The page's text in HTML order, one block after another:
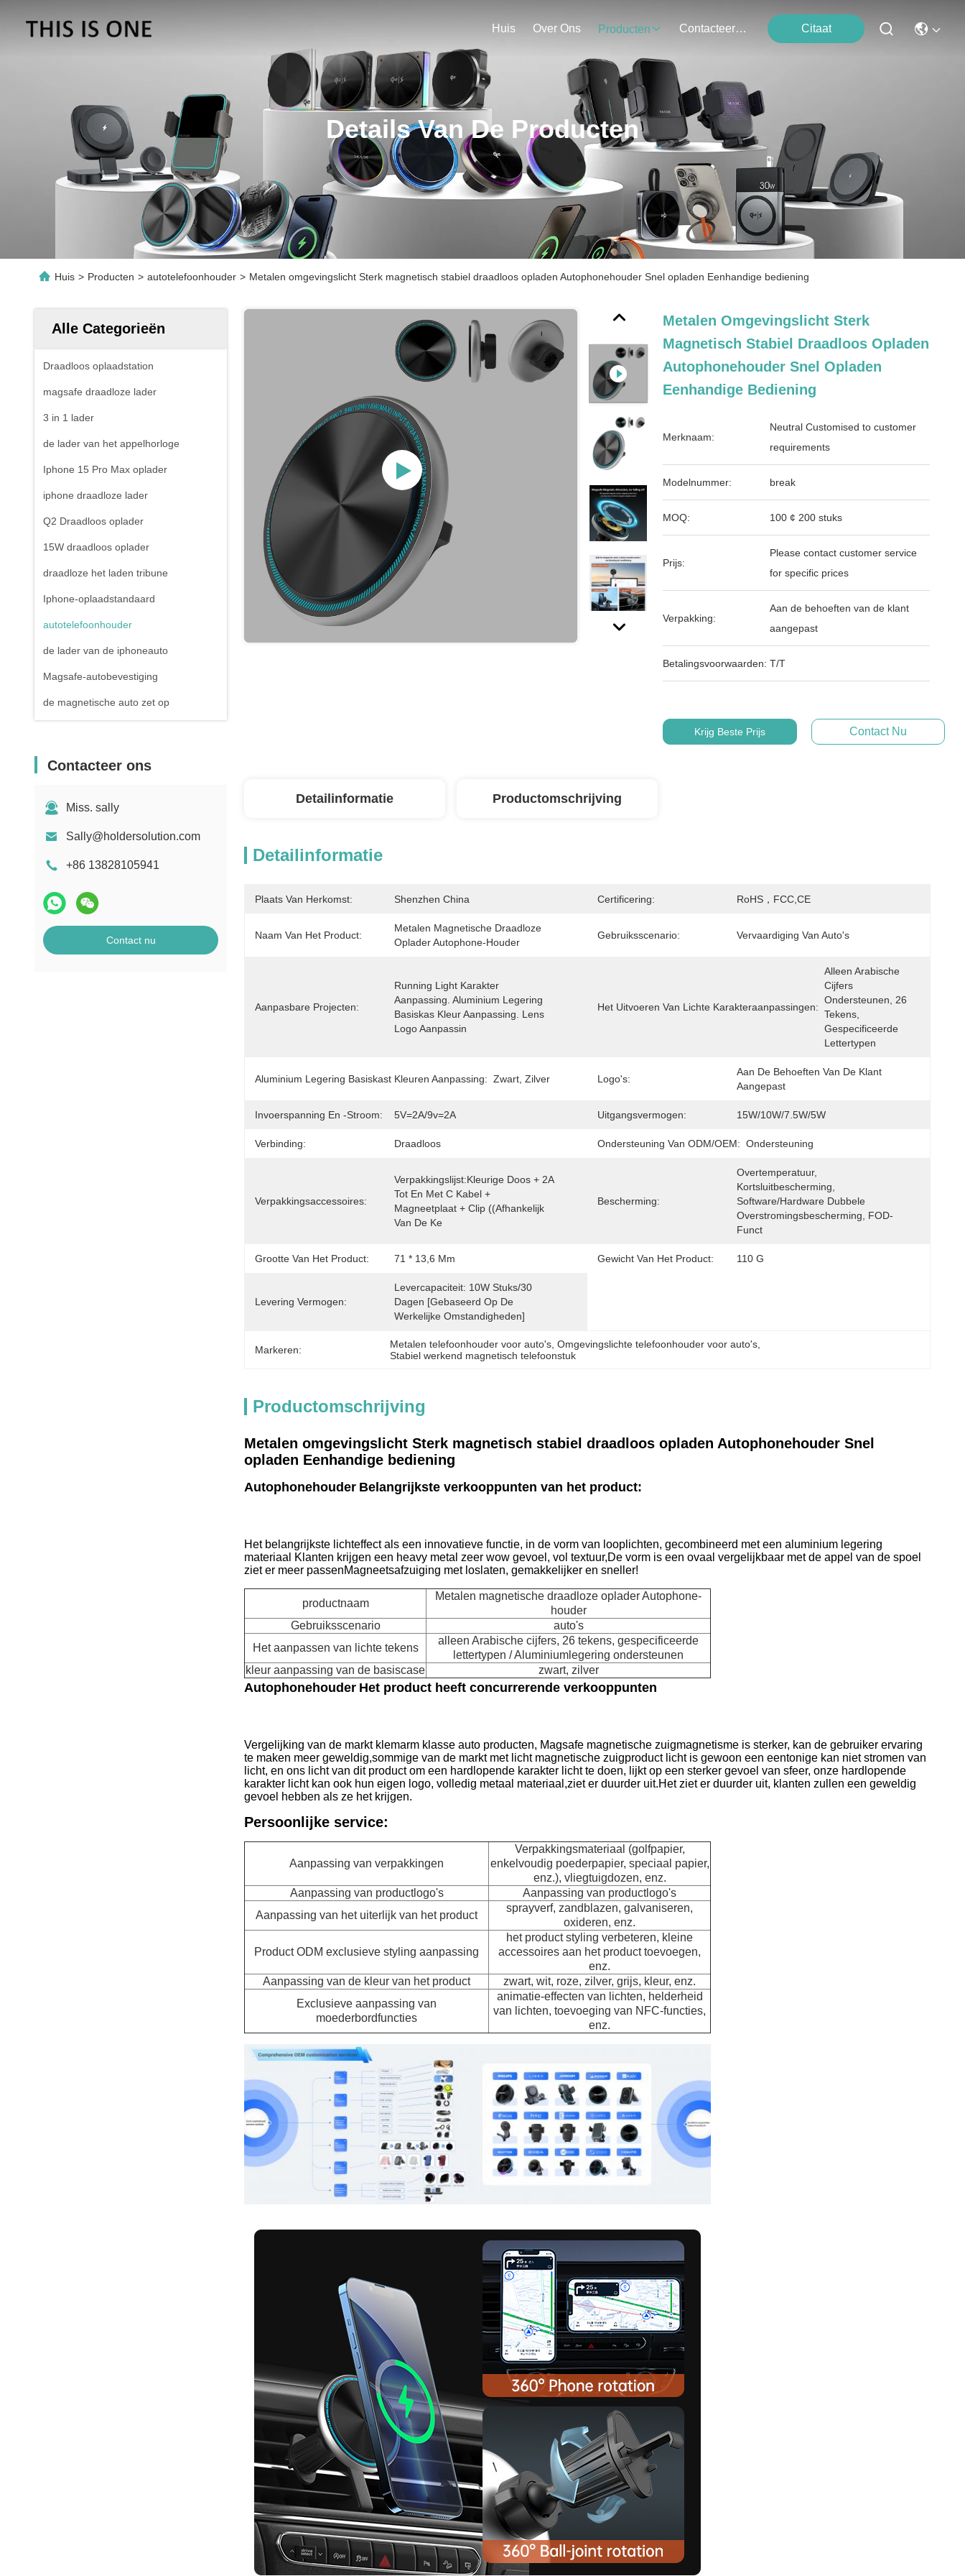
Huis Over Ons Producten Contacteer Ons Citaat
Details Van De Producten
Huis > Producten > autotelefoonhouder > Metalen omgevingslicht Sterk magnetisch stabiel draadloos opladen Autophonehouder Snel opladen Eenhandige bediening
Alle Categorieën
Draadloos oplaadstation
magsafe draadloze lader
3 in 1 lader
de lader van het appelhorloge
Iphone 15 Pro Max oplader
iphone draadloze lader
Q2 Draadloos oplader
15W draadloos oplader
draadloze het laden tribune
Iphone-oplaadstandaard
autotelefoonhouder
de lader van de iphoneauto
Magsafe-autobevestiging
de magnetische auto zet op
Contacteer ons
Miss. sally
Sally@holdersolution.com
+86 13828105941
Contact nu
Metalen Omgevingslicht Sterk
Magnetisch Stabiel Draadloos Opladen
Autophonehouder Snel Opladen
Eenhandige Bediening
Merknaam:
Neutral Customised to customer
requirements
Modelnummer: break
MOQ: 100 ¢ 200 stuks
Prijs:
Please contact customer service
for specific prices
Verpakking:
Aan de behoeften van de klant
aangepast
Betalingsvoorwaarden: T/T
Krijg Beste Prijs Contact Nu
Detailinformatie Productomschrijving
Detailinformatie
Plaats Van Herkomst: Shenzhen China Certificering: RoHS，FCC,CE
Naam Van Het Product:
Metalen Magnetische Draadloze
Oplader Autophone-Houder
Gebruiksscenario: Vervaardiging Van Auto's
Aanpasbare Projecten:
Running Light Karakter
Aanpassing. Aluminium Legering
Basiskas Kleur Aanpassing. Lens
Logo Aanpassin
Het Uitvoeren Van Lichte Karakteraanpassingen:
Alleen Arabische
Cijfers
Ondersteunen, 26
Tekens,
Gespecificeerde
Lettertypen
Aluminium Legering Basiskast Kleuren Aanpassing: Zwart, Zilver Logo's:
Aan De Behoeften Van De Klant
Aangepast
Invoerspanning En -stroom: 5V=2A/9v=2A Uitgangsvermogen: 15W/10W/7.5W/5W
Verbinding: Draadloos Ondersteuning Van ODM/OEM: Ondersteuning
Verpakkingsaccessoires:
Verpakkingslijst:Kleurige Doos + 2A
Tot En Met C Kabel +
Magneetplaat + Clip ((afhankelijk
Van De Ke
Bescherming:
Overtemperatuur,
Kortsluitbescherming,
Software/hardware Dubbele
Overstromingsbescherming, FOD-
Funct
Grootte Van Het Product: 71 * 13,6 Mm Gewicht Van Het Product: 110 G
Levering Vermogen:
Levercapaciteit: 10W Stuks/30
Dagen [gebaseerd Op De
Werkelijke Omstandigheden]
Markeren: Metalen telefoonhouder voor auto's , Omgevingslichte telefoonhouder voor auto's
Stabiel werkend magnetisch telefoonstuk
Productomschrijving
Metalen omgevingslicht Sterk magnetisch stabiel draadloos opladen Autophonehouder Snel
opladen Eenhandige bediening
Autophonehouder Belangrijkste verkooppunten van het product:
Het belangrijkste lichteffect als een innovatieve functie, in de vorm van looplichten, gecombineerd met een aluminium legering
materiaal Klanten krijgen een heavy metal zeer wow gevoel, vol textuur,De vorm is een ovaal vergelijkbaar met de appel van de spoel
ziet er meer passenMagneetsafzuiging met loslaten, gemakkelijker en sneller!
productnaam
Metalen magnetische draadloze oplader Autophone-
houder
Gebruiksscenario
auto's
Het aanpassen van lichte tekens
alleen Arabische cijfers, 26 tekens, gespecificeerde
lettertypen / Aluminiumlegering ondersteunen
kleur aanpassing van de basiscase
zwart, zilver
Autophonehouder Het product heeft concurrerende verkooppunten
Vergelijking van de markt klemarm klasse auto producten, Magsafe magnetische zuigmagnetisme is sterker, kan de gebruiker ervaring
te maken meer geweldig,sommige van de markt met licht magnetische zuigproduct licht is gewoon een eentonige kan niet stromen van
licht, en ons licht van dit product om een hardlopende karakter licht te doen, lijkt op een sterker gevoel van sfeer, onze hardlopende
karakter licht kan ook hun eigen logo, volledig metaal materiaal,ziet er duurder uit.Het ziet er duurder uit, klanten zullen een geweldig
gevoel hebben als ze het krijgen.
Persoonlijke service:
Aanpassing van verpakkingen
Verpakkingsmateriaal (golfpapier,
enkelvoudig poederpapier, speciaal papier,
enz.), vliegtuigdozen, enz.
Aanpassing van productlogo's
Aanpassing van productlogo's
Aanpassing van het uiterlijk van het product
sprayverf, zandblazen, galvaniseren,
oxideren, enz.
Product ODM exclusieve styling aanpassing
het product styling verbeteren, kleine
accessoires aan het product toevoegen,
enz.
Aanpassing van de kleur van het product
zwart, wit, roze, zilver, grijs, kleur, enz.
Exclusieve aanpassing van
moederbordfuncties
animatie-effecten van lichten, helderheid
van lichten, toevoeging van NFC-functies,
enz.